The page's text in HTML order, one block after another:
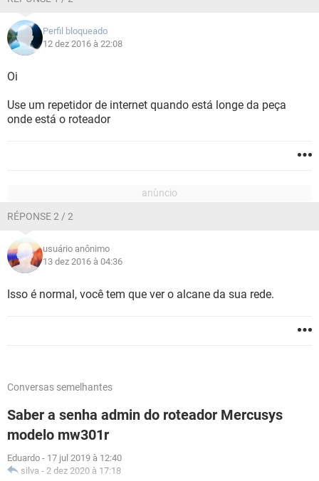
Perfil bloqueado
12 dez 2016 à 22:08
Oi
Use um repetidor de internet quando está longe da peça
onde está o roteador
RÉPONSE 2 / 2
usuário anônimo
13 dez 2016 à 04:36
Isso é normal, você tem que ver o alcane da sua rede.
Conversas semelhantes
Saber a senha admin do roteador Mercusys
modelo mw301r
Eduardo - 17 jul 2019 à 12:40
silva - 2 dez 2020 à 17:18